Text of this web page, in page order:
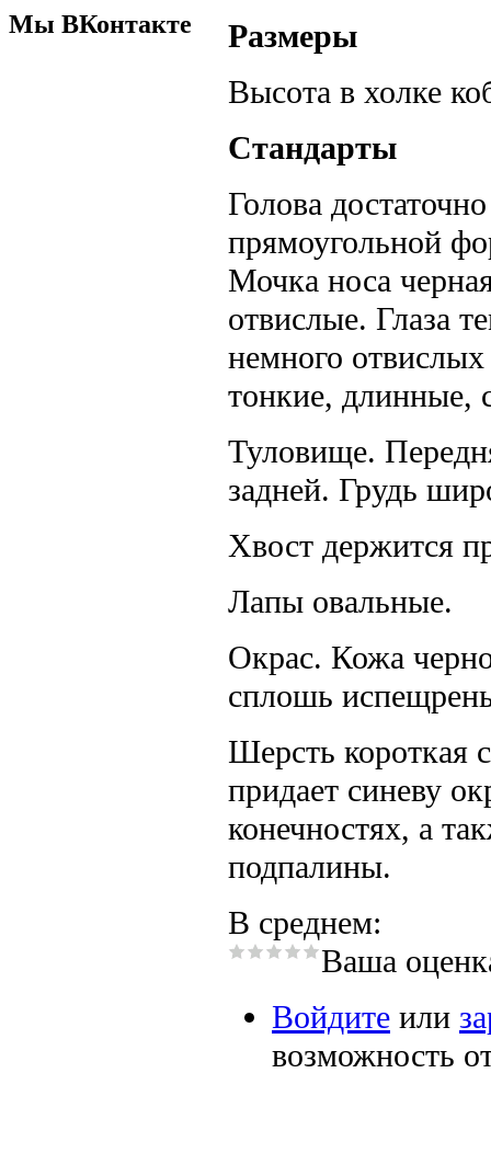
Мы ВКонтакте
Размеры
Высота в холке
Стандарты
Голова
прямоугольной
Мочка носа
отвислые. Глаза
немного
тонкие, длинные,
Туловище.
задней. Грудь
Хвост держится
Лапы овальные.
Окрас. Кожа
сплошь
Шерсть короткая
придает синеву
конечностях, а
подпалины.
В среднем:
Ваша
Войдите или
возможность